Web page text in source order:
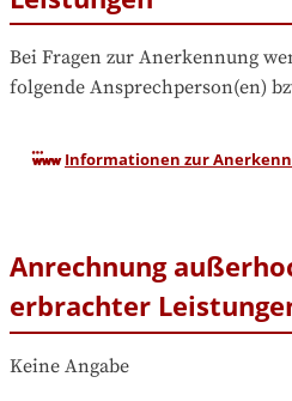
Bei Fragen zur Anerkennung
folgende Ansprechperson(en)
Informationen zur
Anrechnung
erbrachter
Keine Angabe